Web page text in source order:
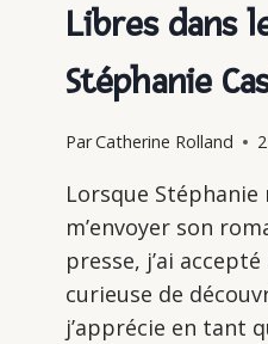
Libres dans
Stéphanie
ParCatherine Rolland
Lorsque Stéphanie
m’envoyer son
presse, j’ai accepté
curieuse de
j’apprécie en tant